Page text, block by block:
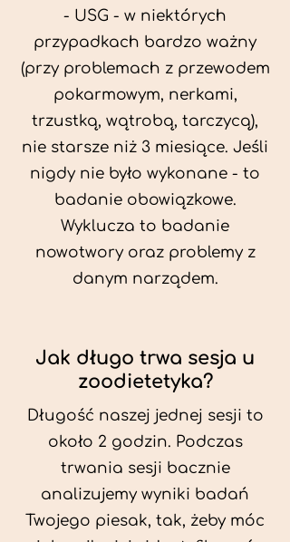
- USG - w niektórych
przypadkach bardzo ważny
(przy problemach z przewodem
pokarmowym, nerkami,
trzustką, wątrobą, tarczycą),
nie starsze niż 3 miesiące. Jeśli
nigdy nie było wykonane - to
badanie obowiązkowe.
Wyklucza to badanie
nowotwory oraz problemy z
danym narządem.
Jak długo trwa sesja u
zoodietetyka?
Długość naszej jednej sesji to
około 2 godzin. Podczas
trwania sesji bacznie
analizujemy wyniki badań
Twojego piesak, tak, żeby móc